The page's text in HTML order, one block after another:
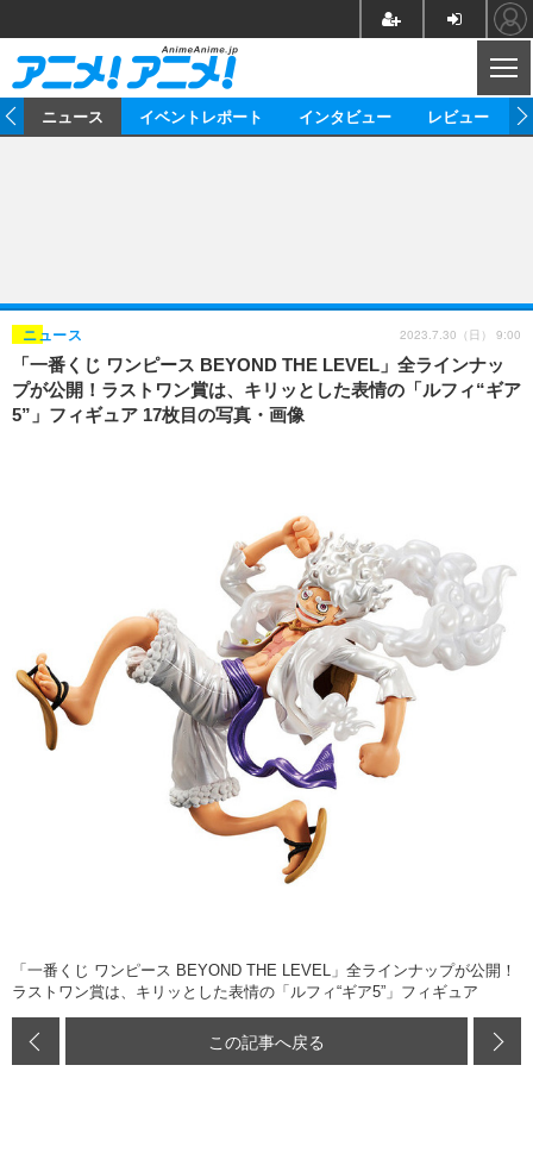
ゲーム グッズ
イベント
海外イベント ビジネス
俳優・タレント アーティスト
ビジネス
アニメ 実写
書評
動画
アニメ
連載・コラム
ニュース イベントレポート インタビュー レビュー
「一番くじ ワンピース BEYOND THE LEVEL」全ラインナッ
プが公開！ラストワン賞は、キリッとした表情の「ルフィ“ギア
5”」フィギュア 17枚目の写真・画像
ニュース 2023.7.30（日） 9:00
「一番くじ ワンピース BEYOND THE LEVEL」全ラインナップが公開！
ラストワン賞は、キリッとした表情の「ルフィ“ギア5”」フィギュア
この記事へ戻る